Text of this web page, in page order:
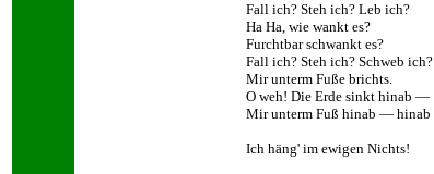
Fall ich? Steh ich? Leb ich?
Ha Ha, wie wankt es?
Furchtbar schwankt es?
Fall ich? Steh ich? Schweb ich?
Mir unterm Fuße brichts.
O weh! Die Erde sinkt hinab —
Mir unterm Fuß hinab — hinab
Ich häng' im ewigen Nichts!